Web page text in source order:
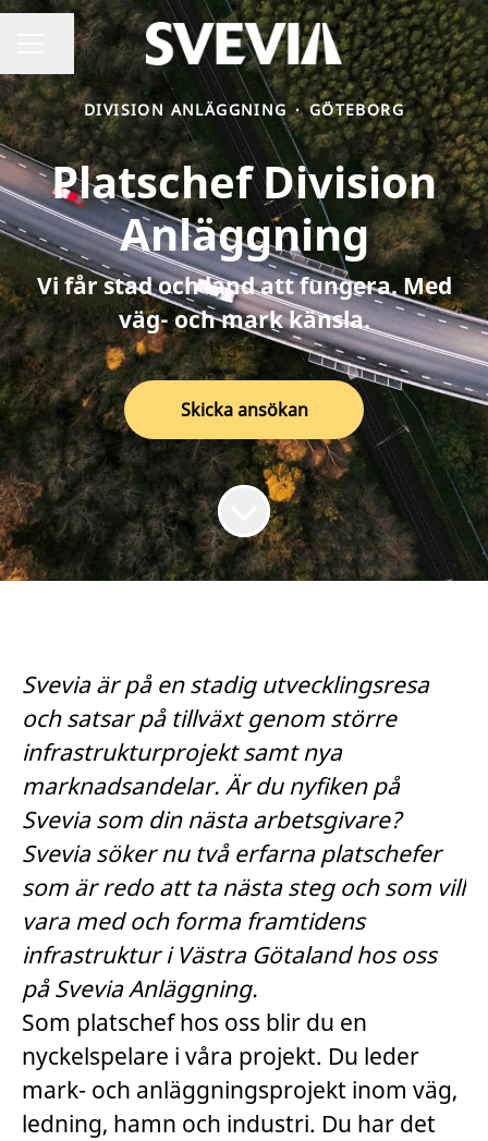
Karriärmeny
Dela sidan
DIVISION ANLÄGGNING · GÖTEBORG
Platschef Division
Anläggning
Vi får stad och land att fungera. Med
väg- och mark känsla.
Skicka ansökan
Svevia är på en stadig utvecklingsresa
och satsar på tillväxt genom större
infrastrukturprojekt samt nya
marknadsandelar. Är du nyfiken på
Svevia som din nästa arbetsgivare?
Svevia söker nu två erfarna platschefer
som är redo att ta nästa steg och som vill
vara med och forma framtidens
infrastruktur i Västra Götaland hos oss
på Svevia Anläggning.
Som platschef hos oss blir du en
nyckelspelare i våra projekt. Du leder
mark- och anläggningsprojekt inom väg,
ledning, hamn och industri. Du har det